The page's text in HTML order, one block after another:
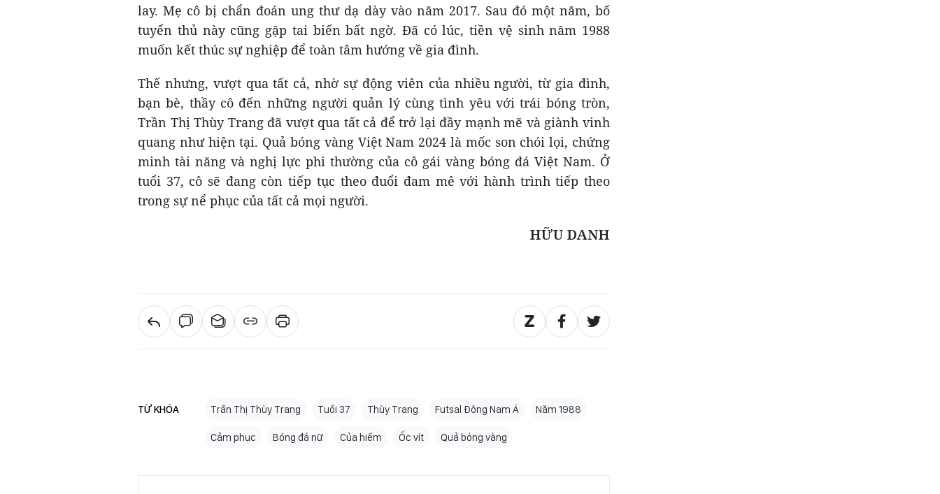
lay. Mẹ cô bị chẩn đoán ung thư dạ dày vào năm 2017. Sau đó một năm, bố
tuyển thủ này cũng gặp tai biến bất ngờ. Đã có lúc, tiền vệ sinh năm 1988
muốn kết thúc sự nghiệp để toàn tâm hướng về gia đình.
Thế nhưng, vượt qua tất cả, nhờ sự động viên của nhiều người, từ gia đình,
bạn bè, thầy cô đến những người quản lý cùng tình yêu với trái bóng tròn,
Trần Thị Thùy Trang đã vượt qua tất cả để trở lại đầy mạnh mẽ và giành vinh
quang như hiện tại. Quả bóng vàng Việt Nam 2024 là mốc son chói lọi, chứng
minh tài năng và nghị lực phi thường của cô gái vàng bóng đá Việt Nam. Ở
tuổi 37, cô sẽ đang còn tiếp tục theo đuổi đam mê với hành trình tiếp theo
trong sự nể phục của tất cả mọi người.
HỮU DANH
TỪ KHÓA Trần Thị Thùy Trang Tuổi 37 Thùy Trang Futsal Đông Nam Á Năm 1988
Cảm phục Bóng đá nữ Của hiếm Ốc vít Quả bóng vàng